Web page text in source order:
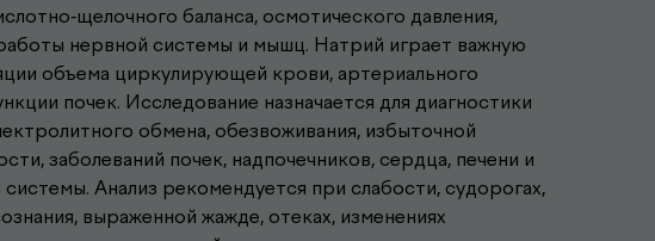
щелочного баланса, осмотического давления,
нервной системы и мышц. Натрий играет важную
объема циркулирующей крови, артериального
почек. Исследование назначается для диагностики
обмена, обезвоживания, избыточной
заболеваний почек, надпочечников, сердца, печени и
Анализ рекомендуется при слабости, судорогах,
выраженной жажде, отеках, изменениях